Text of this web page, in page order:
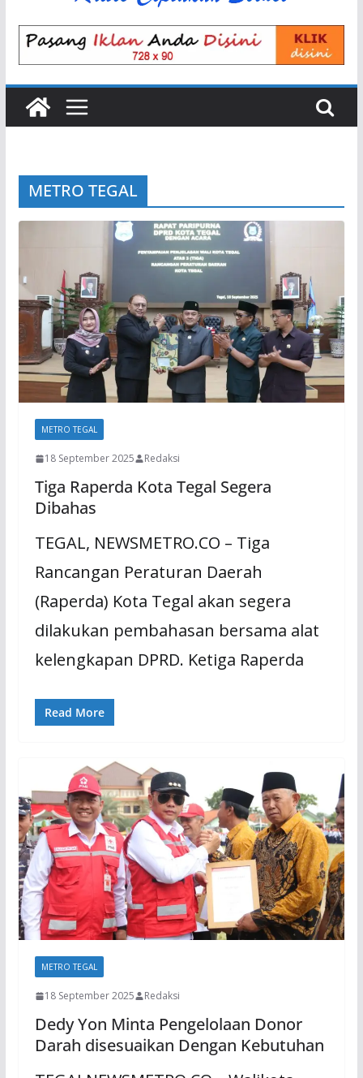
METRO TEGAL
METRO TEGAL
18 September 2025 Redaksi
Tiga Raperda Kota Tegal Segera
Dibahas
TEGAL, NEWSMETRO.CO – Tiga
Rancangan Peraturan Daerah
(Raperda) Kota Tegal akan segera
dilakukan pembahasan bersama alat
kelengkapan DPRD. Ketiga Raperda
Read More
METRO TEGAL
18 September 2025 Redaksi
Dedy Yon Minta Pengelolaan Donor
Darah disesuaikan Dengan Kebutuhan